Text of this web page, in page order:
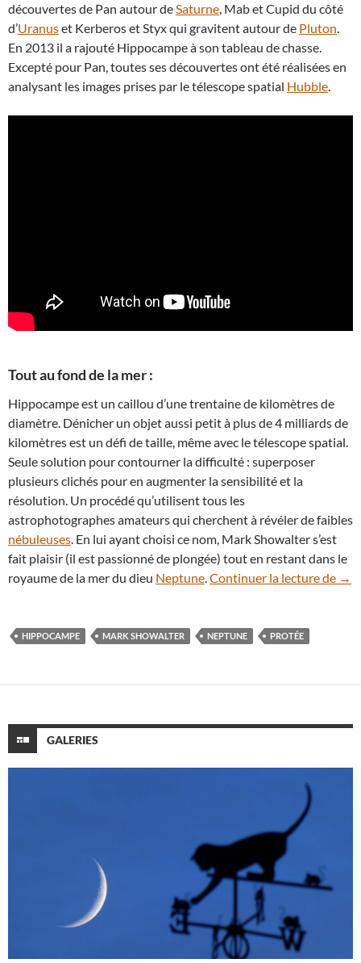
découvertes de Pan autour deSaturne, Mab et Cupid du côté
d’Uranuset Kerberos et Styx qui gravitent autour de Pluton.
En 2013 il a rajouté Hippocampe à son tableau de chasse.
Excepté pour Pan, toutes ses découvertes ont été réalisées en
analysant les images prises par le télescope spatial Hubble.
Tout au fond de la mer :
Hippocampe est un caillou d’une trentaine de kilomètres de
diamètre. Dénicher un objet aussi petit à plus de 4 milliards de
kilomètres est un défi de taille, même avec le télescope spatial.
Seule solution pour contourner la difficulté : superposer
plusieurs clichés pour en augmenter la sensibilité et la
résolution. Un procédé qu’utilisent tous les
astrophotographes amateurs qui cherchent à révéler de faibles
nébuleuses. En lui ayant choisi ce nom, Mark Showalter s’est
fait plaisir (il est passionné de plongée) tout en restant dans le
royaume de la mer du dieu Neptune.Continuer la lecture de →
HIPPOCAMPE MARK SHOWALTER NEPTUNE PROTÉE
GALERIES